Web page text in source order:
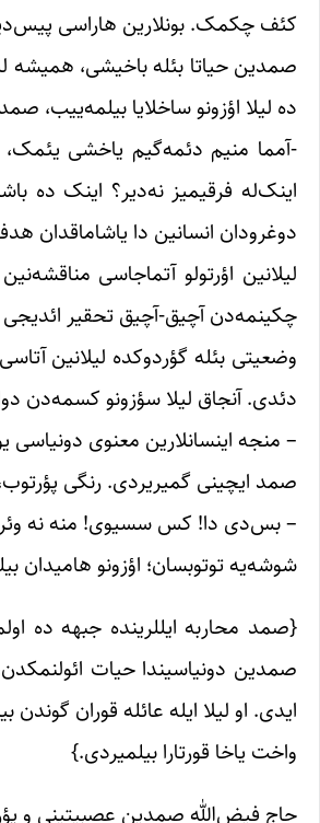
کئف چکمک. بونلارین هاراسی
صمدین حیاتا بئله باخیشی، همیشه
ده لیلا اؤزونو ساخلایا بیلمه‌ییب،
-آمما منیم دئمه‌گیم یاخشی یئمک،
اینک‌له فرقیمیز نه‌دیر؟ اینک ده
دوغرودان انسانین دا یاشاماقدان
لیلانین اؤرتولو آتماجاسی
چکینمه‌دن آچیق-آچیق تحقیر ائدیجی
وضعیتی بئله گؤردوکده لیلانین
دئدی. آنجاق لیلا سؤزونو کسمه‌دن
– منجه اینسانلارین معنوی دونیاسی
صمد ایچینی گمیریردی. رنگی
– بس‌دی دا! کس سسیوی! منه نه وئریب
شوشه‌یه توتوبسان؛ اؤزونو هامیدان
{صمد محاربه ایللرینده جبهه ده
صمدین دونیاسیندا حیات
ایدی. او لیلا ایله عائله قوران
واخت یاخا قورتارا بیلمیردی.}
حاج فیض‌الله صمدین عصبیتینی و